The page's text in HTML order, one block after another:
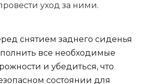
уход за ними.
снятием заднего сиденья
все необходимые
и убедиться, что
состоянии для